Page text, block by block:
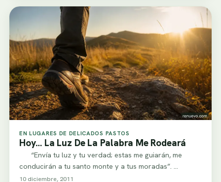
EN LUGARES DE DELICADOS PASTOS
Hoy… La Luz De La Palabra Me Rodeará
“Envía tu luz y tu verdad; estas me guiarán, me
conducirán a tu santo monte y a tus moradas”. …
10 diciembre, 2011